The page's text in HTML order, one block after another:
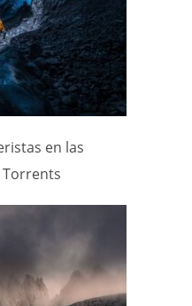
en las